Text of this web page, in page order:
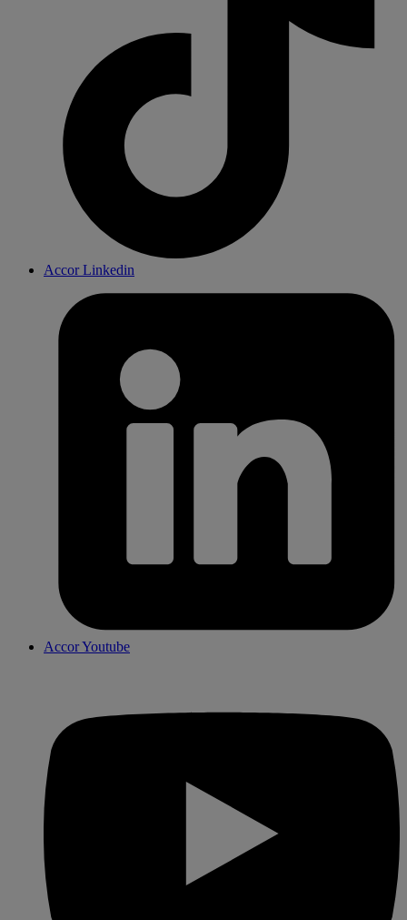
Accor Linkedin
Accor Youtube